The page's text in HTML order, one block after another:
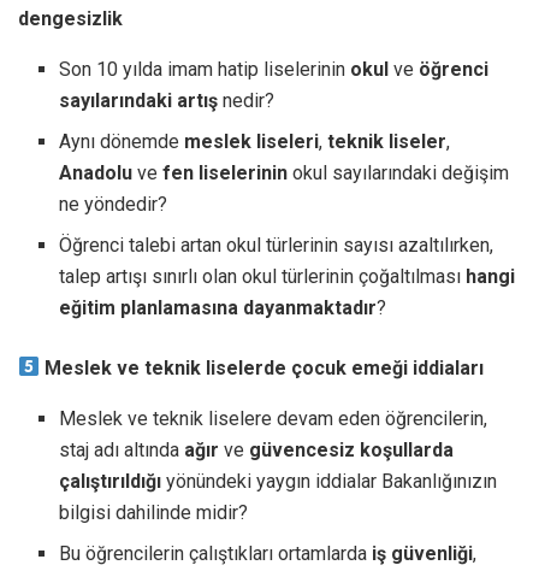
dengesizlik
Son 10 yılda imam hatip liselerinin okul ve öğrenci
sayılarındaki artış nedir?
Aynı dönemde meslek liseleri,teknik liseler,
Anadolu vefen liselerinin okul sayılarındaki değişim
ne yöndedir?
Öğrenci talebi artan okul türlerinin sayısı azaltılırken,
talep artışı sınırlı olan okul türlerinin çoğaltılması hangi
eğitim planlamasına dayanmaktadır?
Meslek ve teknik liselerde çocuk emeği iddiaları
Meslek ve teknik liselere devam eden öğrencilerin,
staj adı altında ağır ve güvencesiz koşullarda
çalıştırıldığı yönündeki yaygın iddialar Bakanlığınızın
bilgisi dahilinde midir?
Bu öğrencilerin çalıştıkları ortamlarda iş güvenliği,